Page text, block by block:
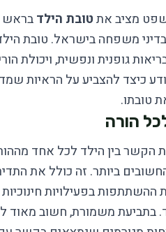
מציב אתטובת הילדבראש
משפחה בישראל. טובת
גופנית ונפשית, ויכולת
כיצד להצביע על הראיות
טובתו.
הקשר בין הילד לכל אחד
ביותר. זה כולל את
בפעילויות
בתביעת משמורת, חשוב מאוד